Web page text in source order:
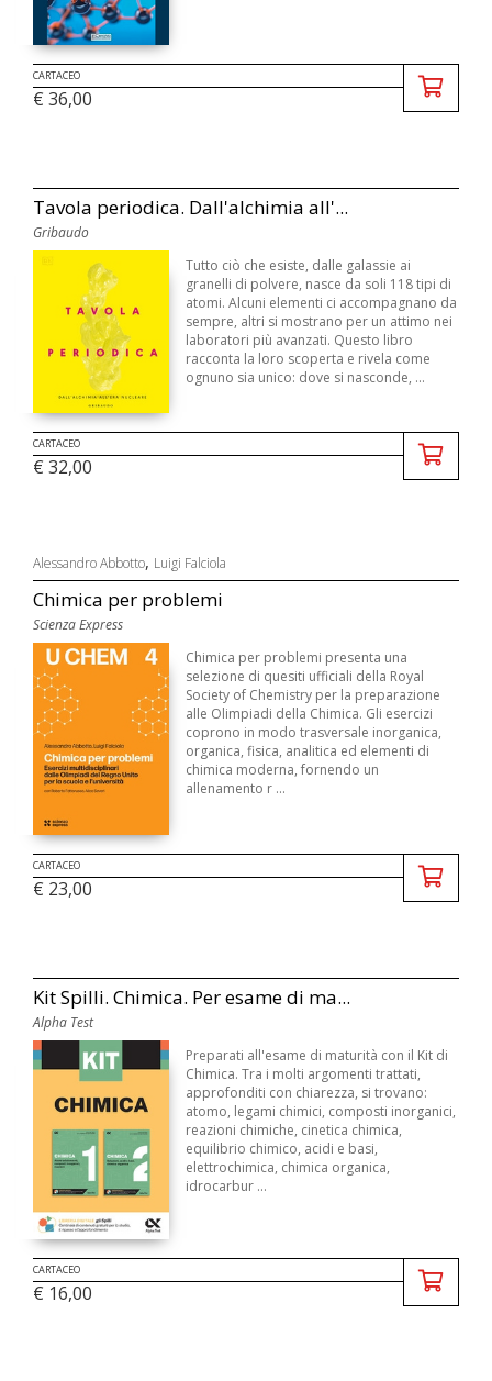
CARTACEO
€ 36,00
Tavola periodica. Dall'alchimia all'...
Gribaudo
Tutto ciò che esiste, dalle galassie ai
granelli di polvere, nasce da soli 118 tipi di
atomi. Alcuni elementi ci accompagnano da
sempre, altri si mostrano per un attimo nei
laboratori più avanzati. Questo libro
racconta la loro scoperta e rivela come
ognuno sia unico: dove si nasconde, ...
CARTACEO
€ 32,00
Alessandro Abbotto, Luigi Falciola
Chimica per problemi
Scienza Express
Chimica per problemi presenta una
selezione di quesiti ufficiali della Royal
Society of Chemistry per la preparazione
alle Olimpiadi della Chimica. Gli esercizi
coprono in modo trasversale inorganica,
organica, fisica, analitica ed elementi di
chimica moderna, fornendo un
allenamento r ...
CARTACEO
€ 23,00
Kit Spilli. Chimica. Per esame di ma...
Alpha Test
Preparati all'esame di maturità con il Kit di
Chimica. Tra i molti argomenti trattati,
approfonditi con chiarezza, si trovano:
atomo, legami chimici, composti inorganici,
reazioni chimiche, cinetica chimica,
equilibrio chimico, acidi e basi,
elettrochimica, chimica organica,
idrocarbur ...
CARTACEO
€ 16,00